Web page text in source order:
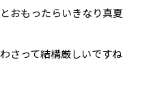
おもったらいきなり真夏
さって結構厳しいですね